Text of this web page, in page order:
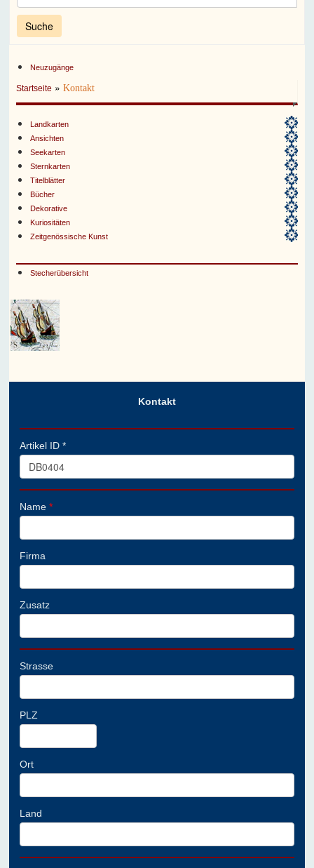
Neuzugänge
Startseite »Kontakt
Landkarten
Ansichten
Seekarten
Sternkarten
Titelblätter
Bücher
Dekorative
Kuriositäten
Zeitgenössische Kunst
Stecherübersicht
Kontakt
Artikel ID *
Name*
Firma
Zusatz
Strasse
PLZ
Ort
Land